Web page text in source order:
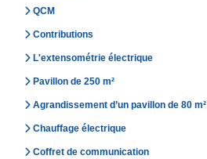
QCM
Contributions
L'extensométrie électrique
Pavillon de 250 m²
Agrandissement d’un pavillon de 80 m²
Chauffage électrique
Coffret de communication